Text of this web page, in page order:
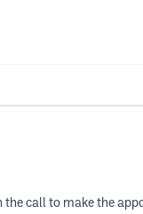
the call to make the